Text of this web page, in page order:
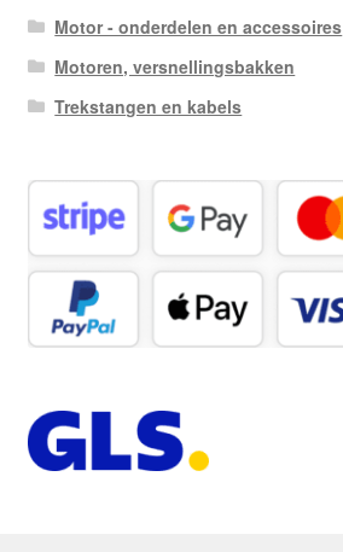
Motor - onderdelen en accessoires
Motoren, versnellingsbakken
Trekstangen en kabels